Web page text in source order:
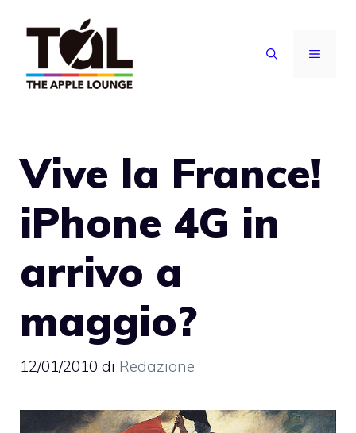
contenuto
MENU
Vive la France!
iPhone 4G in
arrivo a
maggio?
12/01/2010 di Redazione